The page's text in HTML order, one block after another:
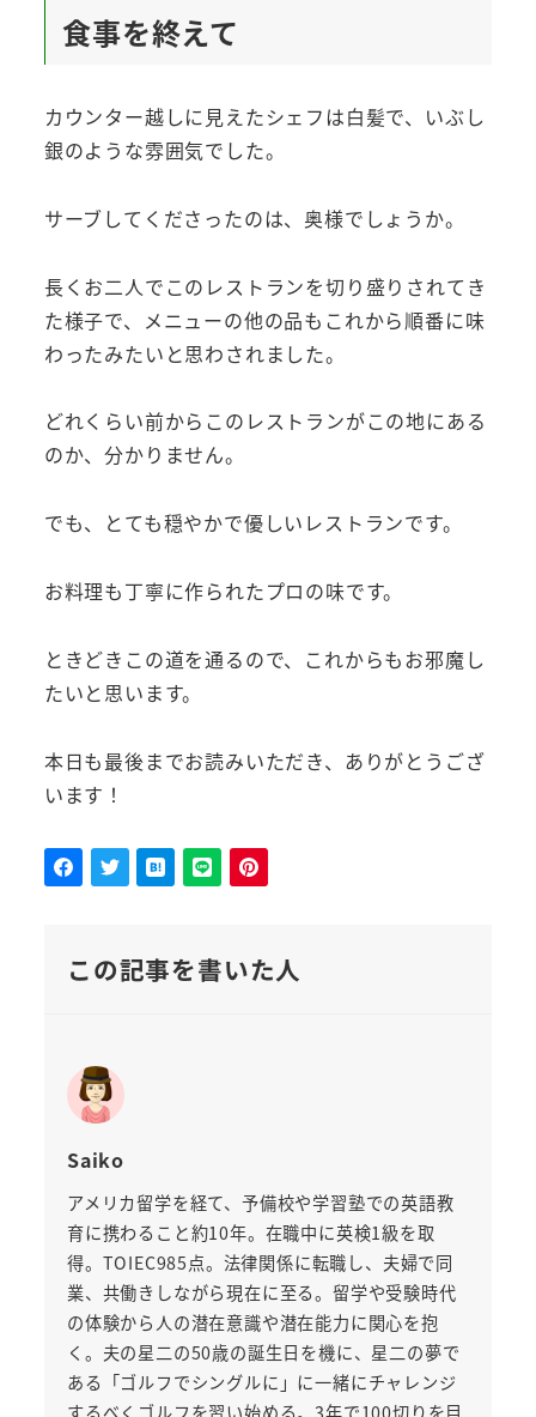
食事を終えて
カウンター越しに見えたシェフは白髪で、いぶし
銀のような雰囲気でした。
サーブしてくださったのは、奥様でしょうか。
長くお二人でこのレストランを切り盛りされてき
た様子で、メニューの他の品もこれから順番に味
わったみたいと思わされました。
どれくらい前からこのレストランがこの地にある
のか、分かりません。
でも、とても穏やかで優しいレストランです。
お料理も丁寧に作られたプロの味です。
ときどきこの道を通るので、これからもお邪魔し
たいと思います。
本日も最後までお読みいただき、ありがとうござ
います！
この記事を書いた人
Saiko
アメリカ留学を経て、予備校や学習塾での英語教
育に携わること約10年。在職中に英検1級を取
得。TOIEC985点。法律関係に転職し、夫婦で同
業、共働きしながら現在に至る。留学や受験時代
の体験から人の潜在意識や潜在能力に関心を抱
く。夫の星二の50歳の誕生日を機に、星二の夢で
ある「ゴルフでシングルに」に一緒にチャレンジ
するべくゴルフを習い始める。3年で100切りを目